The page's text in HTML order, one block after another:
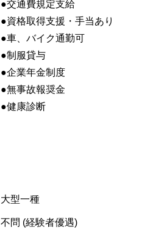
●交通費規定支給
●資格取得支援・手当あり
●車、バイク通勤可
●制服貸与
●企業年金制度
●無事故報奨金
●健康診断
大型一種
不問 (経験者優遇)